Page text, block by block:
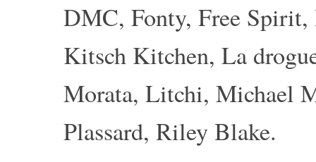
DMC, Fonty, Free Spirit,
Kitsch Kitchen, La
Morata, Litchi, Michael
Plassard, Riley Blake.